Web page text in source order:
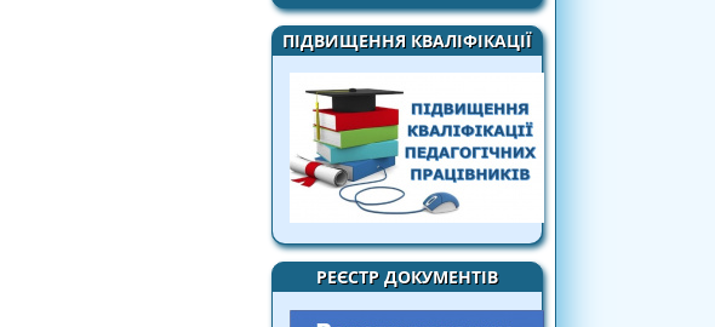
ПІДВИЩЕННЯ КВАЛІФІКАЦІЇ
РЕЄСТР ДОКУМЕНТІВ